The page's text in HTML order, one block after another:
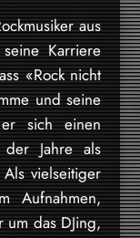
aus
Karriere
«Rock nicht
und seine
er sich einen
Jahre als
vielseitiger
Aufnahmen,
um das DJing,